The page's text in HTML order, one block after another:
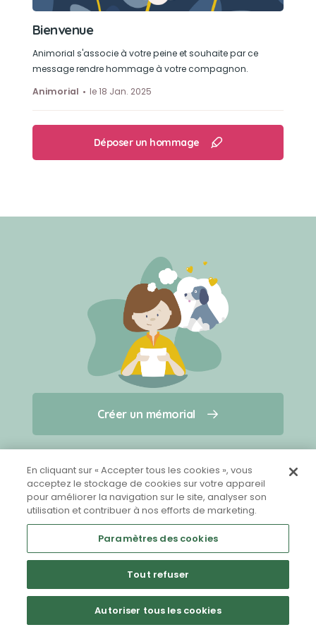
Créer un mémorial
Qui sommes-nous ?
Nous contacter
Partager sur Facebook
Bienvenue
Animorial s'associe à votre peine et souhaite par ce
message rendre hommage à votre compagnon.
Animorial
le 18 Jan. 2025
Déposer un hommage
Créer un mémorial
En cliquant sur « Accepter tous les cookies », vous
acceptez le stockage de cookies sur votre appareil
pour améliorer la navigation sur le site, analyser son
utilisation et contribuer à nos efforts de marketing.
Paramètres des cookies
Tout refuser
Autoriser tous les cookies